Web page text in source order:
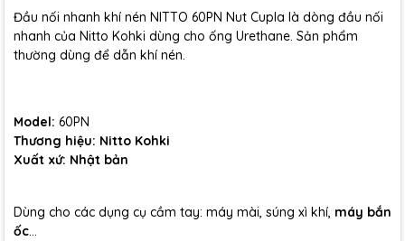
Đầu nối nhanh khí nén NITTO 60PN Nut Cupla là dòng đầu nối
nhanh của Nitto Kohki dùng cho ống Urethane. Sản phẩm
thường dùng để dẫn khí nén.
Model: 60PN
Thương hiệu: Nitto Kohki
Xuất xứ: Nhật bản
Dùng cho các dụng cụ cầm tay: máy mài, súng xì khí, máy bắn
ốc…